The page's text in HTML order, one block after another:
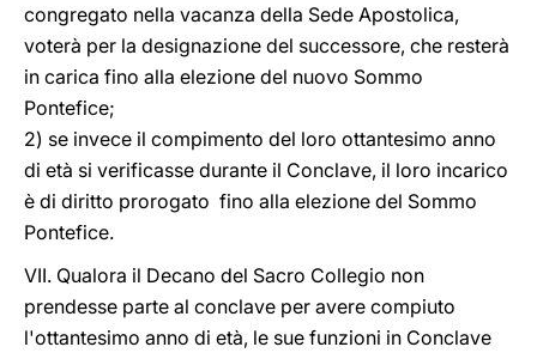
congregato nella vacanza della Sede Apostolica,
voterà per la designazione del successore, che resterà
in carica fino alla elezione del nuovo Sommo
Pontefice;
2) se invece il compimento del loro ottantesimo anno
di età si verificasse durante il Conclave, il loro incarico
è di diritto prorogato fino alla elezione del Sommo
Pontefice.
VII. Qualora il Decano del Sacro Collegio non
prendesse parte al conclave per avere compiuto
l'ottantesimo anno di età, le sue funzioni in Conclave